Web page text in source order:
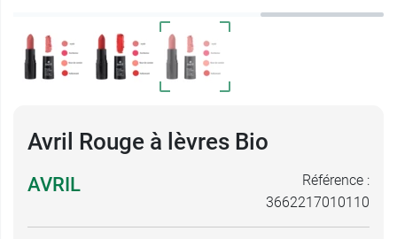
Avril Rouge à lèvres Bio
AVRIL
Référence :
3662217010110